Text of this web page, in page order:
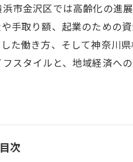
市金沢区では高齢化の進
手取り額、起業のための
た働き方、そして神奈川
スタイルと、地域経済へ
目次